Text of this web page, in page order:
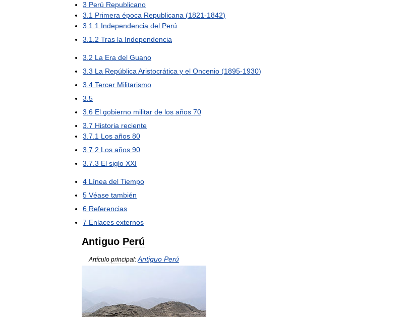
3 Perú Republicano
3 1 Primera época Republicana (1821-1842)
3 1 1 Independencia del Perú
3 1 2 Tras la Independencia
3 2 La Era del Guano
3 3 La República Aristocrática y el Oncenio (1895-1930)
3 4 Tercer Militarismo
3 5
3 6 El gobierno militar de los años 70
3 7 Historia reciente
3 7 1 Los años 80
3 7 2 Los años 90
3 7 3 El siglo XXI
4 Línea del Tiempo
5 Véase también
6 Referencias
7 Enlaces externos
Antiguo Perú
Artículo principal: Antiguo Perú